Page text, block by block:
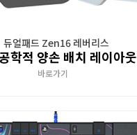
듀얼패드 Zen16 레버리스
학적 양손 배치 레이아웃
바로가기